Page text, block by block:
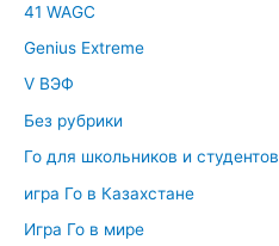
41 WAGC
Genius Extreme
V ВЭФ
Без рубрики
Го для школьников и студентов
игра Го в Казахстане
Игра Го в мире